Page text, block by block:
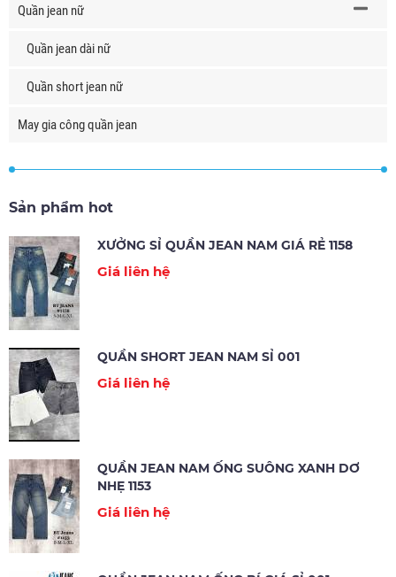
Quần jean nữ
Quần jean dài nữ
Quần short jean nữ
May gia công quần jean
Sản phẩm hot
XƯỞNG SỈ QUẦN JEAN NAM GIÁ RẺ 1158
Giá liên hệ
QUẦN SHORT JEAN NAM SỈ 001
Giá liên hệ
QUẦN JEAN NAM ỐNG SUÔNG XANH DƠ
NHẸ 1153
Giá liên hệ